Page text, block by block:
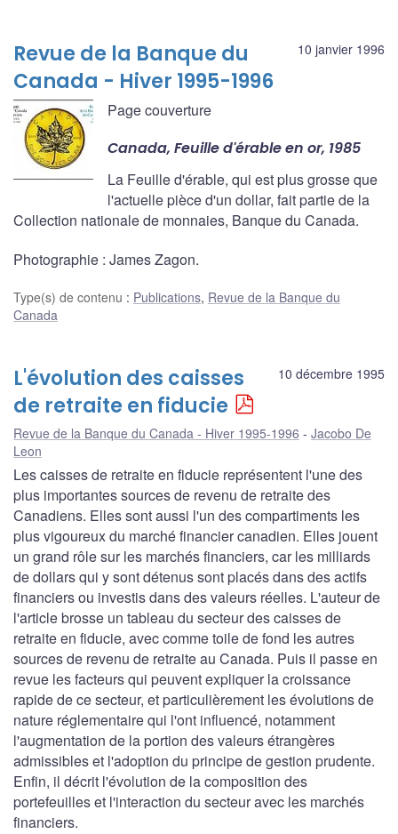
10 janvier 1996
Revue de la Banque du
Canada - Hiver 1995-1996
Page couverture
Canada, Feuille d'érable en or, 1985
La Feuille d'érable, qui est plus grosse que
l'actuelle pièce d'un dollar, fait partie de la
Collection nationale de monnaies, Banque du Canada.
Photographie : James Zagon.
Type(s) de contenu : Publications, Revue de la Banque du
Canada
10 décembre 1995
L'évolution des caisses
de retraite en fiducie
Revue de la Banque du Canada - Hiver 1995-1996
Jacobo De
Leon
Les caisses de retraite en fiducie représentent l'une des
plus importantes sources de revenu de retraite des
Canadiens. Elles sont aussi l'un des compartiments les
plus vigoureux du marché financier canadien. Elles jouent
un grand rôle sur les marchés financiers, car les milliards
de dollars qui y sont détenus sont placés dans des actifs
financiers ou investis dans des valeurs réelles. L'auteur de
l'article brosse un tableau du secteur des caisses de
retraite en fiducie, avec comme toile de fond les autres
sources de revenu de retraite au Canada. Puis il passe en
revue les facteurs qui peuvent expliquer la croissance
rapide de ce secteur, et particulièrement les évolutions de
nature réglementaire qui l'ont influencé, notamment
l'augmentation de la portion des valeurs étrangères
admissibles et l'adoption du principe de gestion prudente.
Enfin, il décrit l'évolution de la composition des
portefeuilles et l'interaction du secteur avec les marchés
financiers.